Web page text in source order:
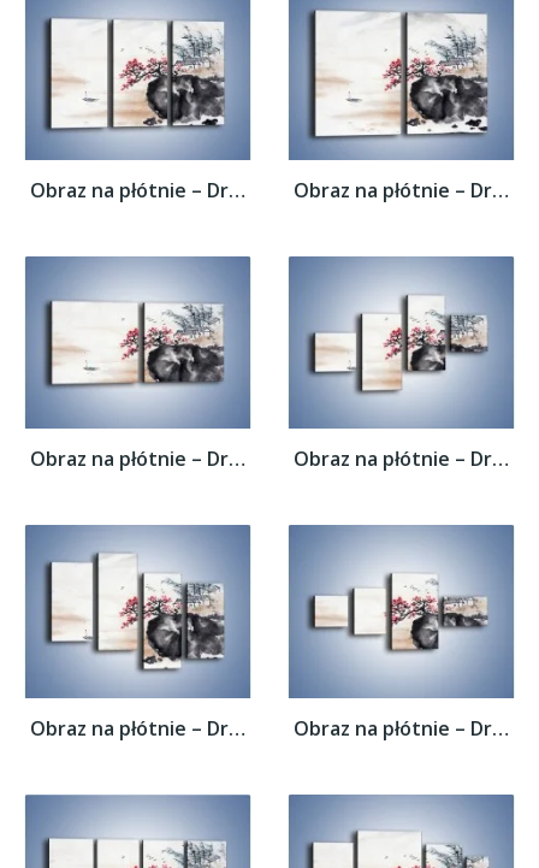
Obraz na płótnie – Drzewo pełne nadziei –... Obraz na płótnie – Drzewo pełne nadziei –...
Obraz na płótnie – Drzewo pełne nadziei –... Obraz na płótnie – Drzewo pełne nadziei –...
Obraz na płótnie – Drzewo pełne nadziei –... Obraz na płótnie – Drzewo pełne nadziei –...